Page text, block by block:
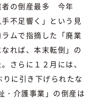
者の倒産最多 今年
不足響く」という見
ムで指摘した「廃業
れば、本末転倒」の
さらに１２月には、
りに引き下げられたな
・介護事業」の倒産は